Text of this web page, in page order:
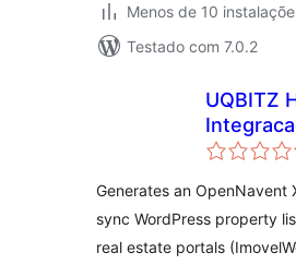
Menos de 10
Testado com 7.0.2
UQBITZ
Generates an OpenNavent
sync WordPress property
real estate portals